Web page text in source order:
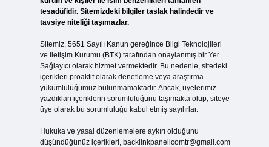
tesadüfidir. Sitemizdeki bilgiler taslak halindedir ve
tavsiye niteliği taşımazlar.
Sitemiz, 5651 Sayılı Kanun gereğince Bilgi Teknolojileri
ve İletişim Kurumu (BTK) tarafından onaylanmış bir Yer
Sağlayıcı olarak hizmet vermektedir. Bu nedenle, sitedeki
içerikleri proaktif olarak denetleme veya araştırma
yükümlülüğümüz bulunmamaktadır. Ancak, üyelerimiz
yazdıkları içeriklerin sorumluluğunu taşımakta olup, siteye
üye olarak bu sorumluluğu kabul etmiş sayılırlar.
Hukuka ve yasal düzenlemelere aykırı olduğunu
düşündüğünüz içerikleri, backlinkpanelicomtr@gmail.com